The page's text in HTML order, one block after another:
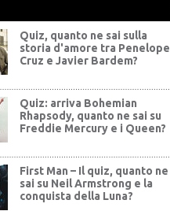
Quiz, quanto ne sai sulla
storia d'amore tra Penelope
Cruz e Javier Bardem?
Quiz: arriva Bohemian
Rhapsody, quanto ne sai su
Freddie Mercury e i Queen?
First Man – Il quiz, quanto ne
sai su Neil Armstrong e la
conquista della Luna?